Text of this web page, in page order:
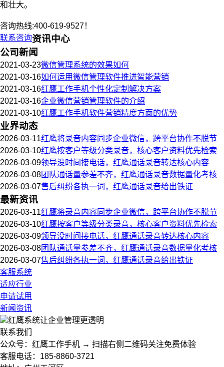
和壮大。
咨询热线:400-619-9527！
联系咨询资讯中心
公司新闻
2021-03-23微信管理系统的效果如何
2021-03-16如何运用微信管理软件推进智能营销
2021-03-16红鹰工作手机个性化定制解决方案
2021-03-16企业微信营销管理软件的介绍
2021-03-10红鹰工作手机软件营销精度方面的优势
业界动态
2026-03-11红鹰将录音内容同步企业微信，跨平台协作不脱节
2026-03-10红鹰按客户等级分类录音，核心客户资料优先检索
2026-03-09领导没时间接电话，红鹰通话录音转达核心内容
2026-03-08团队通话量参差不齐，红鹰通话录音数据量化考核
2026-03-07售后纠纷各执一词，红鹰通话录音给出铁证
最新资讯
2026-03-11红鹰将录音内容同步企业微信，跨平台协作不脱节
2026-03-10红鹰按客户等级分类录音，核心客户资料优先检索
2026-03-09领导没时间接电话，红鹰通话录音转达核心内容
2026-03-08团队通话量参差不齐，红鹰通话录音数据量化考核
2026-03-07售后纠纷各执一词，红鹰通话录音给出铁证
客服系统
适应行业
申请试用
新闻资讯
红鹰系统让企业管理更透明
联系我们
公众号：红鹰工作手机 → 扫描右侧二维码关注免费体验
客服电话：185-8860-3721